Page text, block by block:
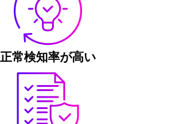
正常検知率が高い